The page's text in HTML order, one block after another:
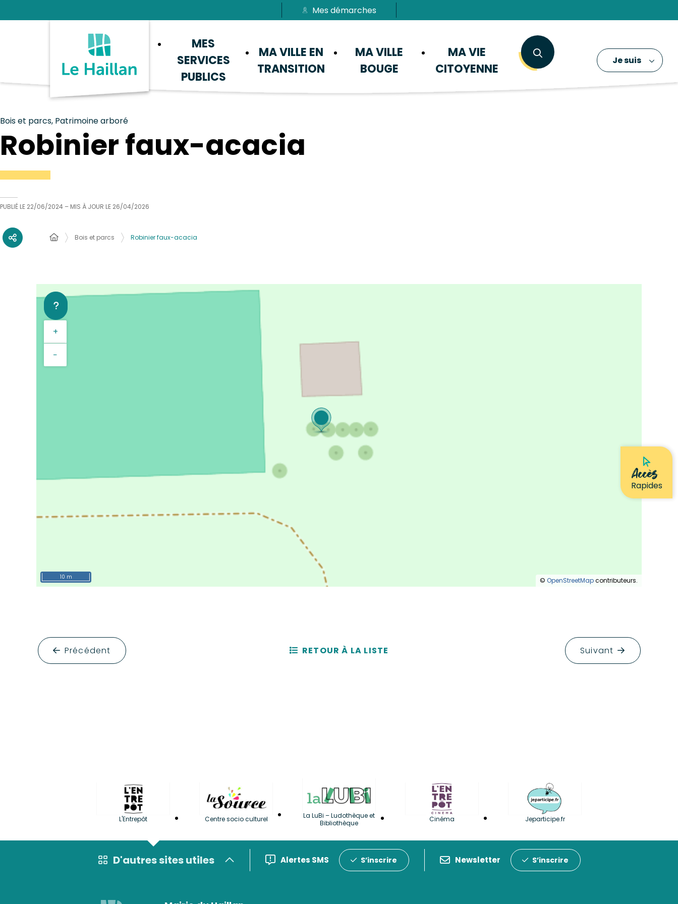
Passer au contenu
Mes démarches
MES
SERVICES
PUBLICS
MA VILLE EN
TRANSITION
MA VILLE
BOUGE
MA VIE
CITOYENNE
Accès
Rapides
Je suis
Bois et parcs, Patrimoine arboré
Robinier faux-acacia
PUBLIÉ LE 22/06/2024 – MIS À JOUR LE 26/04/2026
Bois et parcs Robinier faux-acacia
+
−
© OpenStreetMapcontributeurs.
10 m
Précédent RETOUR À LA LISTE Suivant
L'Entrepôt Centre socio culturel
La LuBi – Ludothèque et
Bibliothèque
Cinéma Jeparticipe.fr
D'autres sites utiles Alertes SMS S’inscrire Newsletter S’inscrire